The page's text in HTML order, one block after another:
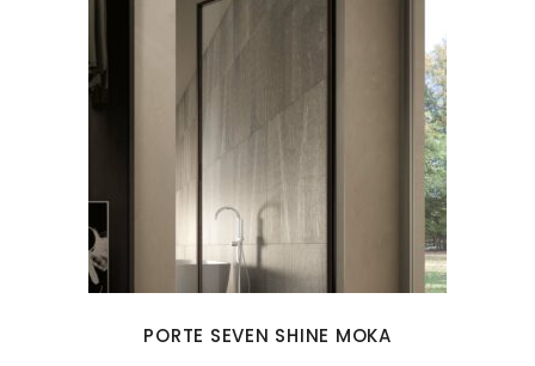
PORTE SEVEN SHINE MOKA